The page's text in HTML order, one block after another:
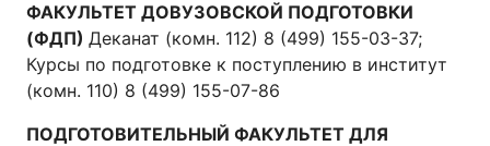
ФАКУЛЬТЕТ ДОВУЗОВСКОЙ ПОДГОТОВКИ
(ФДП) Деканат (комн. 112) 8 (499) 155-03-37;
Курсы по подготовке к поступлению в институт
(комн. 110) 8 (499) 155-07-86
ПОДГОТОВИТЕЛЬНЫЙ ФАКУЛЬТЕТ ДЛЯ